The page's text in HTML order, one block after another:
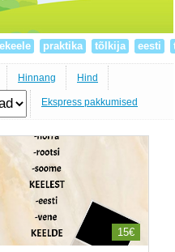
praktika tõlkija eesti
Hinnang Hind
Ekspress pakkumised
15€